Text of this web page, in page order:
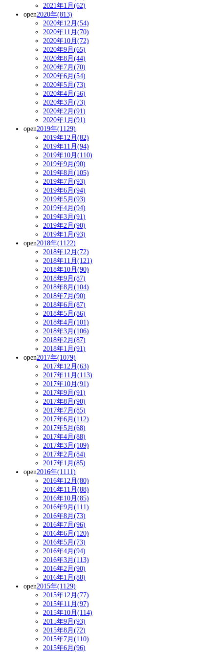
2021年1月(62)
open2020年(813)
2020年12月(54)
2020年11月(70)
2020年10月(72)
2020年9月(65)
2020年8月(44)
2020年7月(70)
2020年6月(54)
2020年5月(73)
2020年4月(56)
2020年3月(73)
2020年2月(91)
2020年1月(91)
open2019年(1129)
2019年12月(82)
2019年11月(94)
2019年10月(110)
2019年9月(90)
2019年8月(105)
2019年7月(93)
2019年6月(94)
2019年5月(93)
2019年4月(94)
2019年3月(91)
2019年2月(90)
2019年1月(93)
open2018年(1122)
2018年12月(72)
2018年11月(121)
2018年10月(90)
2018年9月(87)
2018年8月(104)
2018年7月(90)
2018年6月(87)
2018年5月(86)
2018年4月(101)
2018年3月(106)
2018年2月(87)
2018年1月(91)
open2017年(1079)
2017年12月(63)
2017年11月(113)
2017年10月(91)
2017年9月(91)
2017年8月(90)
2017年7月(85)
2017年6月(112)
2017年5月(68)
2017年4月(88)
2017年3月(109)
2017年2月(84)
2017年1月(85)
open2016年(1111)
2016年12月(80)
2016年11月(88)
2016年10月(85)
2016年9月(111)
2016年8月(73)
2016年7月(96)
2016年6月(120)
2016年5月(73)
2016年4月(94)
2016年3月(113)
2016年2月(90)
2016年1月(88)
open2015年(1129)
2015年12月(77)
2015年11月(97)
2015年10月(114)
2015年9月(93)
2015年8月(72)
2015年7月(110)
2015年6月(96)